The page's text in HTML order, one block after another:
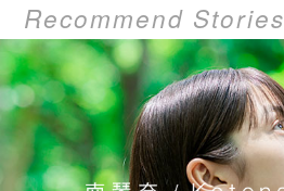
Recommend Stories